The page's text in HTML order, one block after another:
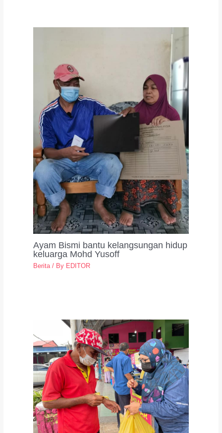
Ayam Bismi bantu kelangsungan hidup
keluarga Mohd Yusoff
Berita/ By EDITOR